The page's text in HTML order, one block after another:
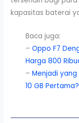
kapasitas baterai
Baca juga:
–Oppo F7
Harga 800
–Menjadi yang
10 GB Pertama?